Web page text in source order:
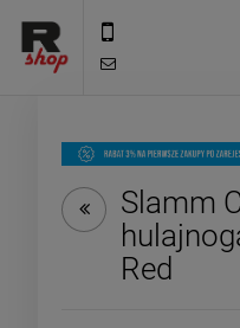
Slamm
Red